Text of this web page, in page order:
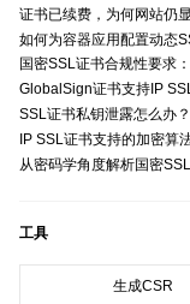
证书已续费，为何网站仍
如何为容器应用配置动态
国密SSL证书合规性要求
GlobalSign证书支持IP
SSL证书私钥泄露怎么办
IP SSL证书支持的加密算
从密码学角度解析国密
工具
生成CSR